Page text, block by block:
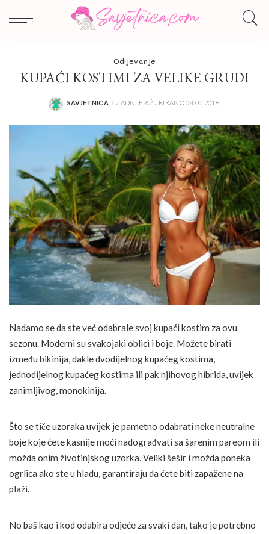
Odijevanje
KUPAĆI KOSTIMI ZA VELIKE GRUDI
POSTED
SAVJETNICA ZADNJE AŽURIRANO 04.05.2016.
Nadamo se da ste već odabrale svoj kupaći kostim za ovu
sezonu. Moderni su svakojaki oblici i boje. Možete birati
između bikinija, dakle dvodijelnog kupaćeg kostima,
jednodijelnog kupaćeg kostima ili pak njihovog hibrida, uvijek
zanimljivog, monokinija.
Što se tiče uzoraka uvijek je pametno odabrati neke neutralne
boje koje ćete kasnije moći nadograđvati sa šarenim pareom ili
možda onim životinjskog uzorka. Veliki šešir i možda poneka
ogrlica ako ste u hladu, garantiraju da ćete biti zapažene na
plaži.
No baš kao i kod odabira odjeće za svaki dan, tako je potrebno